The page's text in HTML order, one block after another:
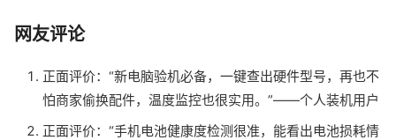
网友评论
正面评价：“新电脑验机必备，一键查出硬件型号，再也不
怕商家偷换配件，温度监控也很实用。”——个人装机用户
正面评价：“手机电池健康度检测很准，能看出电池损耗情